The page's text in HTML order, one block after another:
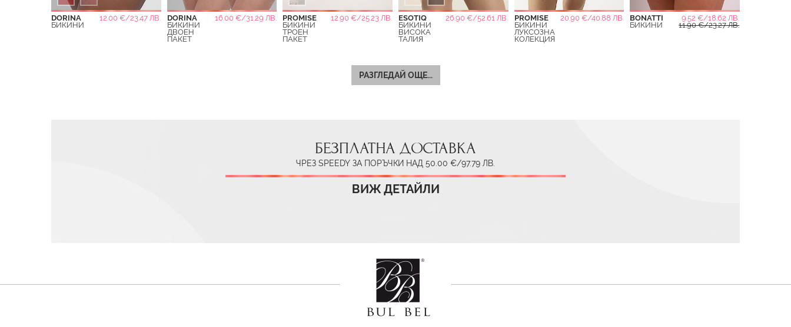
DORINA
12.00 €/23.47 ЛВ.
БИКИНИ
DORINA
16.00 €/31.29 ЛВ.
БИКИНИ
ДВОЕН
ПАКЕТ
PROMISE
12.90 €/25.23 ЛВ.
БИКИНИ
ТРОЕН
ПАКЕТ
ESOTIQ
26.90 €/52.61 ЛВ.
БИКИНИ
ВИСОКА
ТАЛИЯ
PROMISE
20.90 €/40.88 ЛВ.
БИКИНИ
ЛУКСОЗНА
КОЛЕКЦИЯ
BONATTI
9.52 €/18.62 ЛВ.
БИКИНИ
11.90 €/23.27 ЛВ.
РАЗГЛЕДАЙ ОЩЕ...
БЕЗПЛАТНА ДОСТАВКА
ЧРЕЗ SPEEDY ЗА ПОРЪЧКИ НАД 50.00 €/97.79 ЛВ.
ВИЖ ДЕТАЙЛИ